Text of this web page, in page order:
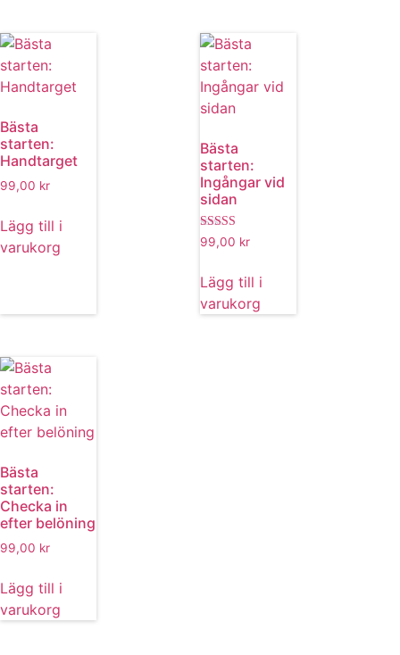
Bästa
starten:
Handtarget
99,00 kr
Lägg till i
varukorg
Bästa
starten:
Ingångar vid
sidan
Betygsatt
5.00
99,00 kr
Lägg till i
varukorg
Bästa
starten:
Checka in
efter belöning
99,00 kr
Lägg till i
varukorg